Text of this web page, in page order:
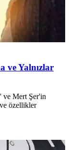
ve Yalnızlar
ve Mert Şer'in
özellikler